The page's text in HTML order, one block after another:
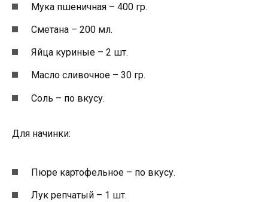
Мука пшеничная – 400 гр.
Сметана – 200 мл.
Яйца куриные – 2 шт.
Масло сливочное – 30 гр.
Соль – по вкусу.
Для начинки:
Пюре картофельное – по вкусу.
Лук репчатый – 1 шт.